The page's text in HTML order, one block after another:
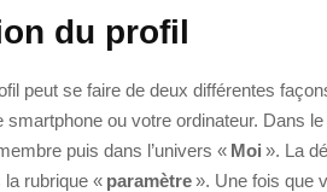
du profil
peut se faire de deux différentes
ou votre ordinateur. Dans
puis dans l’univers « Moi ». La
la rubrique « paramètre». Une fois que